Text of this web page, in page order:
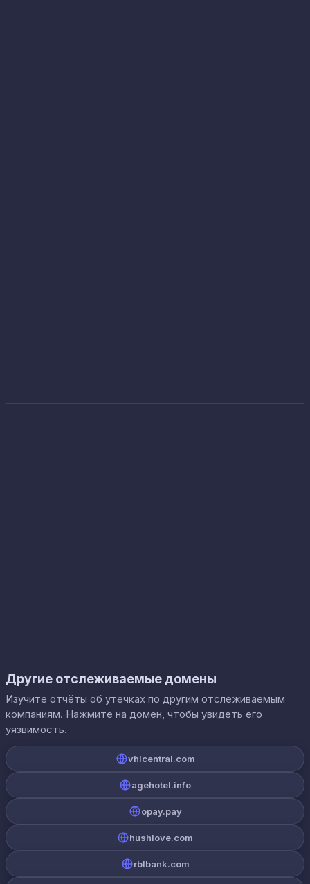
Другие отслеживаемые домены
Изучите отчёты об утечках по другим отслеживаемым
компаниям. Нажмите на домен, чтобы увидеть его
уязвимость.
vhlcentral.com
agehotel.info
opay.pay
hushlove.com
rblbank.com